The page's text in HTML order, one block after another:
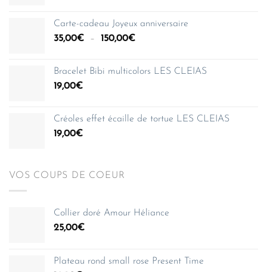
35,00€
à
Carte-cadeau Joyeux anniversaire
35,00€ – 150,00€Plage
35,00€
Bracelet Bibi multicolors LES CLEIAS
19,00€
Créoles effet écaille de tortue LES CLEIAS
19,00€
VOS COUPS DE COEUR
Collier doré Amour Héliance
25,00€
Plateau rond small rose Present Time